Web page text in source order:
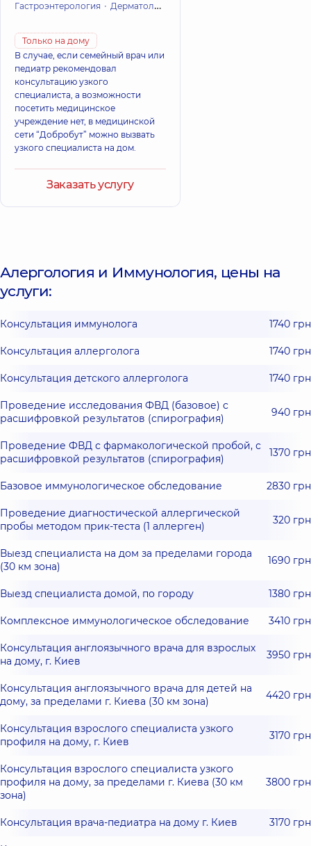
Гастроэнтерология Дерматология
Только на дому
В случае, если семейный врач или
педиатр рекомендовал
консультацию узкого
специалиста, а возможности
посетить медицинское
учреждение нет, в медицинской
сети “Добробут” можно вызвать
узкого специалиста на дом.
Заказать услугу
Алергология и Иммунология, цены на
услуги:
Консультация иммунолога 1740 грн
Консультация аллерголога 1740 грн
Консультация детского аллерголога 1740 грн
Проведение исследования ФВД (базовое) с
расшифровкой результатов (спирография)
940 грн
Проведение ФВД с фармакологической пробой, с
расшифровкой результатов (спирография)
1370 грн
Базовое иммунологическое обследование 2830 грн
Проведение диагностической аллергической
пробы методом прик-теста (1 аллерген)
320 грн
Выезд специалиста на дом за пределами города
(30 км зона)
1690 грн
Выезд специалиста домой, по городу 1380 грн
Комплексное иммунологическое обследование 3410 грн
Консультация англоязычного врача для взрослых
на дому, г. Киев
3950 грн
Консультация англоязычного врача для детей на
дому, за пределами г. Киева (30 км зона)
4420 грн
Консультация взрослого специалиста узкого
профиля на дому, г. Киев
3170 грн
Консультация взрослого специалиста узкого
профиля на дому, за пределами г. Киева (30 км
зона)
3800 грн
Консультация врача-педиатра на дому г. Киев 3170 грн